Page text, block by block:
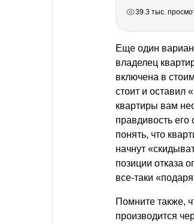
39.3 тыс.
Еще один
владелец
включена в
стоит и оставил
квартиры вам
правдивость
понять, что
начнут
позиции отказа
все-таки
Помните также,
производится